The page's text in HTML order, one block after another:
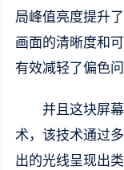
局峰值亮度提升
画面的清晰度和
有效减轻了偏色
并且这块屏
术，该技术通过
出的光线呈现出